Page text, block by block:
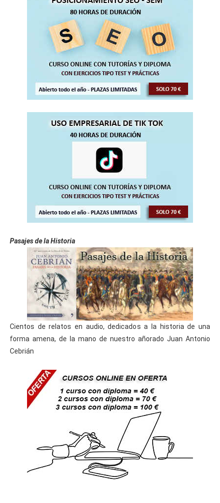
Pasajes de la Historia
Cientos de relatos en audio, dedicados a la historia de una
forma amena, de la mano de nuestro añorado Juan Antonio
Cebrián